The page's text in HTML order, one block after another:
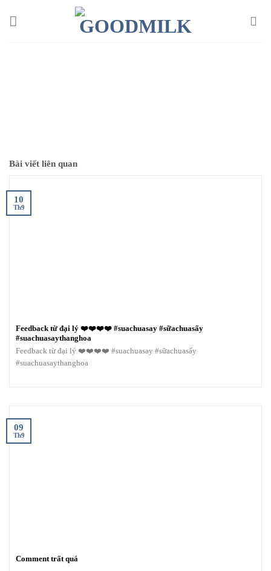
Bài viết liên quan
Feedback từ đại lý ❤️❤️❤️❤️ #suachuasay #sữachuasấy
#suachuasaythanghoa
Feedback từ đại lý ❤️❤️❤️❤️ #suachuasay #sữachuasấy
#suachuasaythanghoa
10
Th9
Comment trất quá
09
Th9